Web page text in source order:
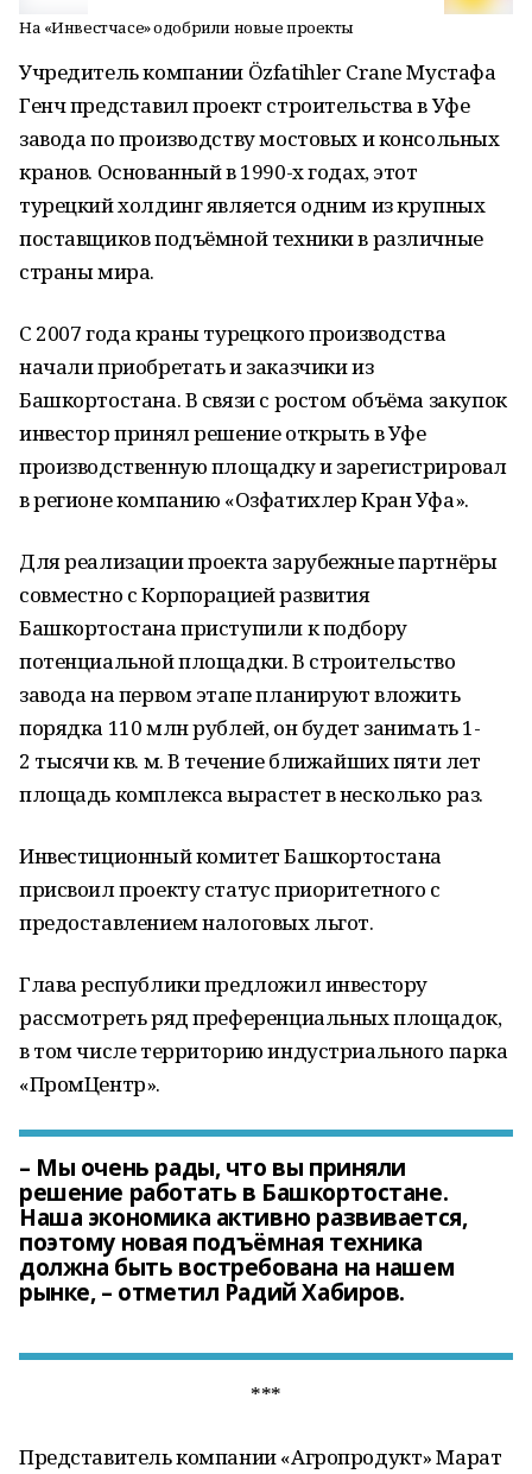
На «Инвестчасе» одобрили новые проекты
Учредитель компании Özfatihler Crane Мустафа
Генч представил проект строительства в Уфе
завода по производству мостовых и консольных
кранов. Основанный в 1990-х годах, этот
турецкий холдинг является одним из крупных
поставщиков подъёмной техники в различные
страны мира.
С 2007 года краны турецкого производства
начали приобретать и заказчики из
Башкортостана. В связи с ростом объёма закупок
инвестор принял решение открыть в Уфе
производственную площадку и зарегистрировал
в регионе компанию «Озфатихлер Кран Уфа».
Для реализации проекта зарубежные партнёры
совместно с Корпорацией развития
Башкортостана приступили к подбору
потенциальной площадки. В строительство
завода на первом этапе планируют вложить
порядка 110 млн рублей, он будет занимать 1-
2 тысячи кв. м. В течение ближайших пяти лет
площадь комплекса вырастет в несколько раз.
Инвестиционный комитет Башкортостана
присвоил проекту статус приоритетного с
предоставлением налоговых льгот.
Глава республики предложил инвестору
рассмотреть ряд преференциальных площадок,
в том числе территорию индустриального парка
«ПромЦентр».
– Мы очень рады, что вы приняли
решение работать в Башкортостане.
Наша экономика активно развивается,
поэтому новая подъёмная техника
должна быть востребована на нашем
рынке, – отметил Радий Хабиров.
***
Представитель компании «Агропродукт» Марат